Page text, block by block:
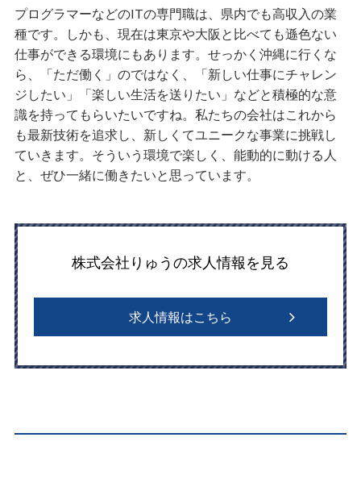
プログラマーなどのITの専門職は、県内でも高収入の業
種です。しかも、現在は東京や大阪と比べても遜色ない
仕事ができる環境にもあります。せっかく沖縄に行くな
ら、「ただ働く」のではなく、「新しい仕事にチャレン
ジしたい」「楽しい生活を送りたい」などと積極的な意
識を持ってもらいたいですね。私たちの会社はこれから
も最新技術を追求し、新しくてユニークな事業に挑戦し
ていきます。そういう環境で楽しく、能動的に動ける人
と、ぜひ一緒に働きたいと思っています。
株式会社りゅうの求人情報を見る
求人情報はこちら